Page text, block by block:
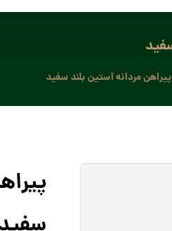
پیراهن مردانه آستین بلند سفید